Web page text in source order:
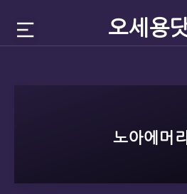
오세용
노아에머